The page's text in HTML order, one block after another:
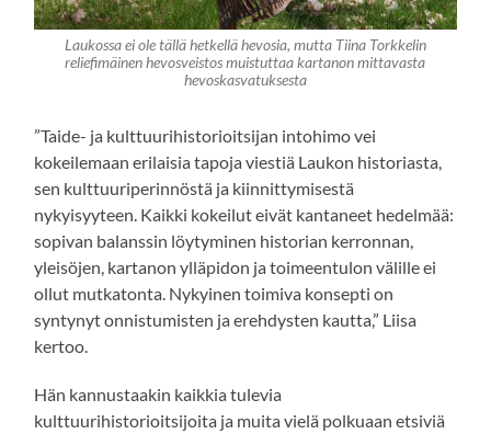
Laukossa ei ole tällä hetkellä hevosia, mutta Tiina Torkkelin
reliefimäinen hevosveistos muistuttaa kartanon mittavasta
hevoskasvatuksesta
”Taide- ja kulttuurihistorioitsijan intohimo vei
kokeilemaan erilaisia tapoja viestiä Laukon historiasta,
sen kulttuuriperinnöstä ja kiinnittymisestä
nykyisyyteen. Kaikki kokeilut eivät kantaneet hedelmää:
sopivan balanssin löytyminen historian kerronnan,
yleisöjen, kartanon ylläpidon ja toimeentulon välille ei
ollut mutkatonta. Nykyinen toimiva konsepti on
syntynyt onnistumisten ja erehdysten kautta,” Liisa
kertoo.
Hän kannustaakin kaikkia tulevia
kulttuurihistorioitsijoita ja muita vielä polkuaan etsiviä